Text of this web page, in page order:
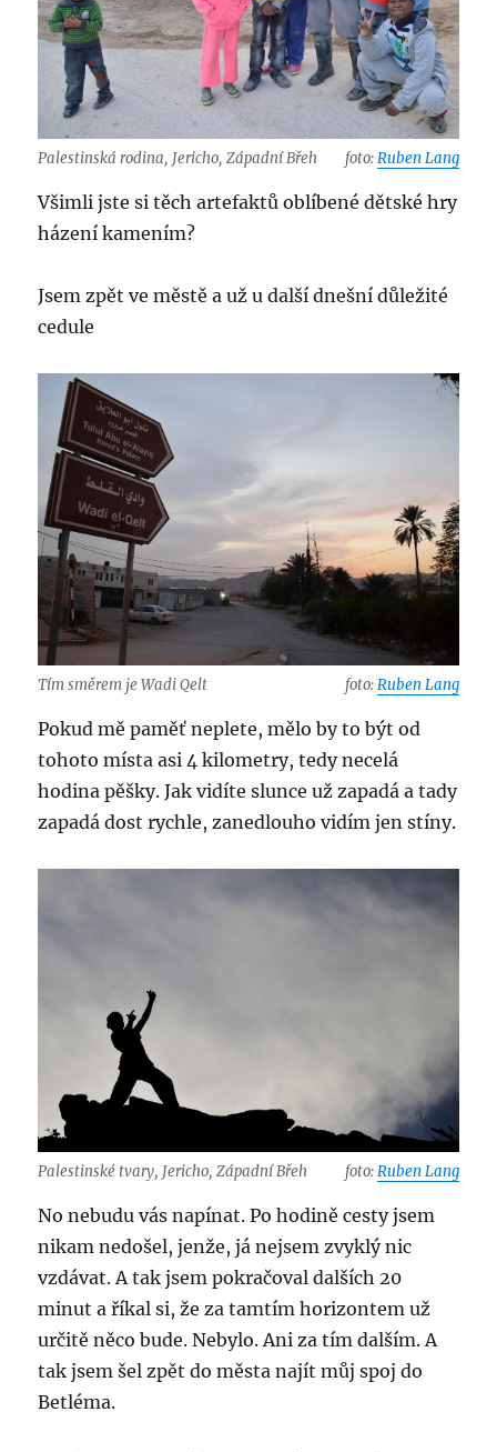
Palestinská rodina, Jericho, Západní Břeh foto:Ruben Lang
Všimli jste si těch artefaktů oblíbené dětské hry
házení kamením?
Jsem zpět ve městě a už u další dnešní důležité
cedule
Tím směrem je Wadi Qelt foto:Ruben Lang
Pokud mě paměť neplete, mělo by to být od
tohoto místa asi 4 kilometry, tedy necelá
hodina pěšky. Jak vidíte slunce už zapadá a tady
zapadá dost rychle, zanedlouho vidím jen stíny.
Palestinské tvary, Jericho, Západní Břeh foto:Ruben Lang
No nebudu vás napínat. Po hodině cesty jsem
nikam nedošel, jenže, já nejsem zvyklý nic
vzdávat. A tak jsem pokračoval dalších 20
minut a říkal si, že za tamtím horizontem už
určitě něco bude. Nebylo. Ani za tím dalším. A
tak jsem šel zpět do města najít můj spoj do
Betléma.